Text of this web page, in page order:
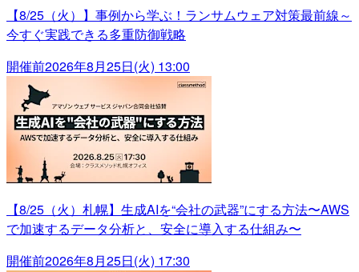
【8/25（火）】事例から学ぶ！ランサムウェア対策最前線～
今すぐ実践できる多重防御戦略
開催前2026年8月25日(火) 13:00
【8/25（火）札幌】生成AIを“会社の武器”にする方法〜AWS
で加速するデータ分析と、安全に導入する仕組み〜
開催前2026年8月25日(火) 17:30